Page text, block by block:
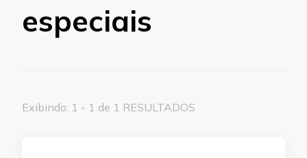
especiais
Exibindo: 1 - 1 de 1 RESULTADOS